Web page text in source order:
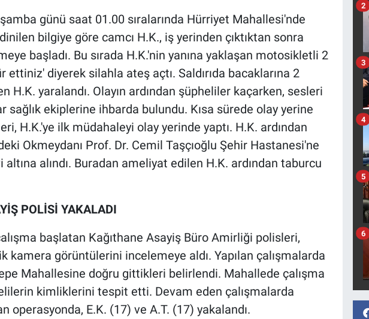
günü saat 01.00 sıralarında Hürriyet Mahallesi'nde
bilgiye göre camcı H.K., iş yerinden çıktıktan sonra
başladı. Bu sırada H.K.'nin yanına yaklaşan motosikletli 2
ettiniz' diyerek silahla ateş açtı. Saldırıda bacaklarına 2
H.K. yaralandı. Olayın ardından şüpheliler kaçarken, sesleri
sağlık ekiplerine ihbarda bulundu. Kısa sürede olay yerine
H.K.'ye ilk müdahaleyi olay yerinde yaptı. H.K. ardından
Okmeydanı Prof. Dr. Cemil Taşçıoğlu Şehir Hastanesi'ne
altına alındı. Buradan ameliyat edilen H.K. ardından taburcu
POLİSİ YAKALADI
başlatan Kağıthane Asayiş Büro Amirliği polisleri,
kamera görüntülerini incelemeye aldı. Yapılan çalışmalarda
Mahallesine doğru gittikleri belirlendi. Mahallede çalışma
kimliklerini tespit etti. Devam eden çalışmalarda
operasyonda, E.K. (17) ve A.T. (17) yakalandı.
2
3
4
5
6